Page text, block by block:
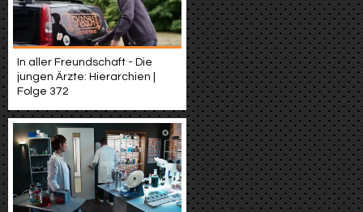
In aller Freundschaft - Die
jungen Ärzte: Hierarchien |
Folge 372